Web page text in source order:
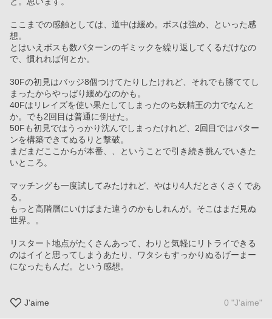
ここまでの感触としては、道中は緩め。ボスは強め、といった感
想。
とはいえボスも数パターンのギミックを繰り返してくるだけなの
で、慣れれば何とか。
30Fの初見はバッジ8個つけてたりしたけれど、それでも勝ててし
まったからやっぱり緩めなのかも。
40Fはリレイズを使い果たしてしまったのち妖精王の力でなんと
か。でも2回目は普通に倒せた。
50Fも初見ではうっかり沈んでしまったけれど、2回目ではパター
ンを構築できてぬるりと撃破。
まだまだここからが本番、、ということで引き続き挑んでいきた
いところ。
マッチングも一度試してみたけれど、やはり4人だとさくさくであ
る。
もっと高階層にいけばまた違うのかもしれんが。そこはまだ見ぬ
世界。。
リスタート地点がたくさんあって、わりと気軽にリトライできる
のはイイと思ってしまうあたり、ワタシもすっかりぬるげーまー
になったもんだ。という感想。
J'aime 0 "J'aime"